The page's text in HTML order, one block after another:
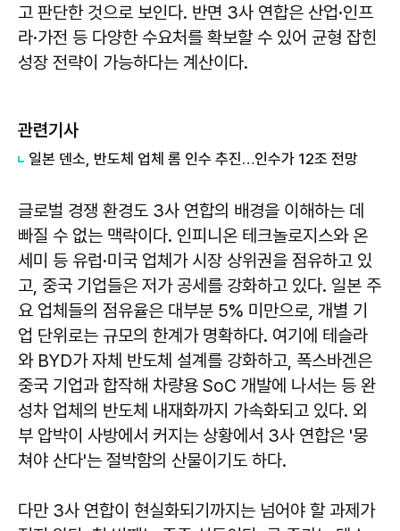
고 판단한 것으로 보인다. 반면 3사 연합은 산업·인프
라·가전 등 다양한 수요처를 확보할 수 있어 균형 잡힌
성장 전략이 가능하다는 계산이다.
관련기사
일본 덴소, 반도체 업체 롬 인수 추진…인수가 12조 전망
글로벌 경쟁 환경도 3사 연합의 배경을 이해하는 데
빠질 수 없는 맥락이다. 인피니온 테크놀로지스와 온
세미 등 유럽·미국 업체가 시장 상위권을 점유하고 있
고, 중국 기업들은 저가 공세를 강화하고 있다. 일본 주
요 업체들의 점유율은 대부분 5% 미만으로, 개별 기
업 단위로는 규모의 한계가 명확하다. 여기에 테슬라
와 BYD가 자체 반도체 설계를 강화하고, 폭스바겐은
중국 기업과 합작해 차량용 SoC 개발에 나서는 등 완
성차 업체의 반도체 내재화까지 가속화되고 있다. 외
부 압박이 사방에서 커지는 상황에서 3사 연합은 '뭉
쳐야 산다'는 절박함의 산물이기도 하다.
다만 3사 연합이 현실화되기까지는 넘어야 할 과제가